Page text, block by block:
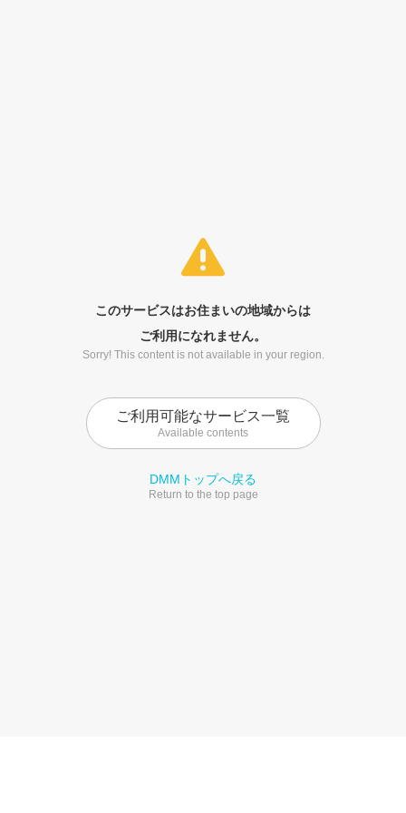
このサービスはお住まいの地域からは
ご利用になれません。
Sorry! This content is not available in your region.
ご利用可能なサービス一覧
Available contents
DMMトップへ戻る
Return to the top page